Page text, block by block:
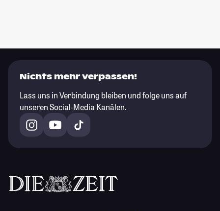
Nichts mehr verpassen!
Lass uns in Verbindung bleiben und folge uns auf
unseren Social-Media Kanälen.